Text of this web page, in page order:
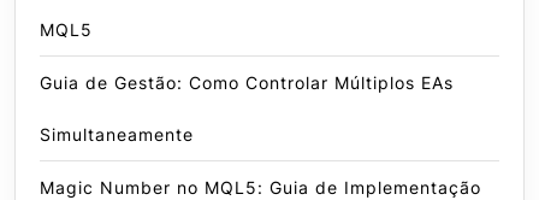
MQL5
Guia de Gestão: Como Controlar Múltiplos EAs
Simultaneamente
Magic Number no MQL5: Guia de Implementação